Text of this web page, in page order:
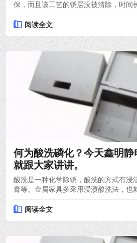
保，而且该工艺的锈层没被清除，时间
阅读全文
何为酸洗磷化？今天鑫明
就跟大家讲讲。
酸洗是一种化学除锈，酸洗的方式有浸
膏等。金属家具多采用浸渍酸洗法，也
阅读全文